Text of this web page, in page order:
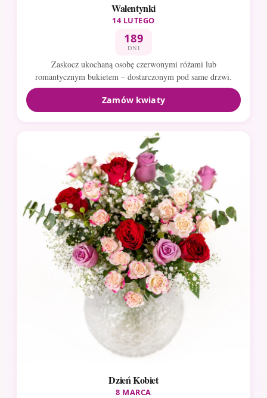
Walentynki
14 LUTEGO
189
DNI
Zaskocz ukochaną osobę czerwonymi różami lub
romantycznym bukietem – dostarczonym pod same drzwi.
Zamów kwiaty
Dzień Kobiet
8 MARCA